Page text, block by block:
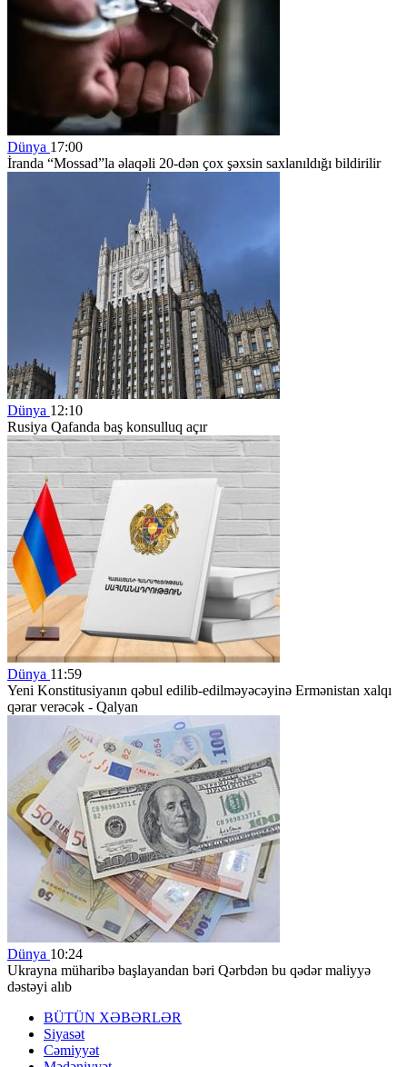
Dünya 17:00
İranda “Mossad”la əlaqəli 20-dən çox şəxsin saxlanıldığı bildirilir
Dünya 12:10
Rusiya Qafanda baş konsulluq açır
Dünya 11:59
Yeni Konstitusiyanın qəbul edilib-edilməyəcəyinə Ermənistan xalqı
qərar verəcək - Qalyan
Dünya 10:24
Ukrayna müharibə başlayandan bəri Qərbdən bu qədər maliyyə
dəstəyi alıb
BÜTÜN XƏBƏRLƏR
Siyasət
Cəmiyyət